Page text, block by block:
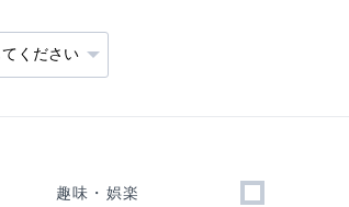
趣味・娯楽